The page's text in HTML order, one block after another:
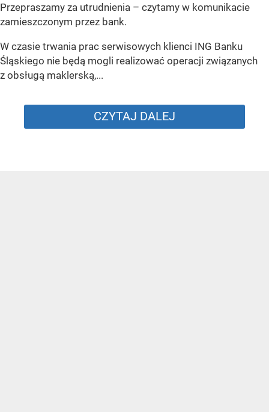
Przepraszamy za utrudnienia – czytamy w komunikacie
zamieszczonym przez bank.
W czasie trwania prac serwisowych klienci ING Banku
Śląskiego nie będą mogli realizować operacji związanych
z obsługą maklerską,...
CZYTAJ DALEJ